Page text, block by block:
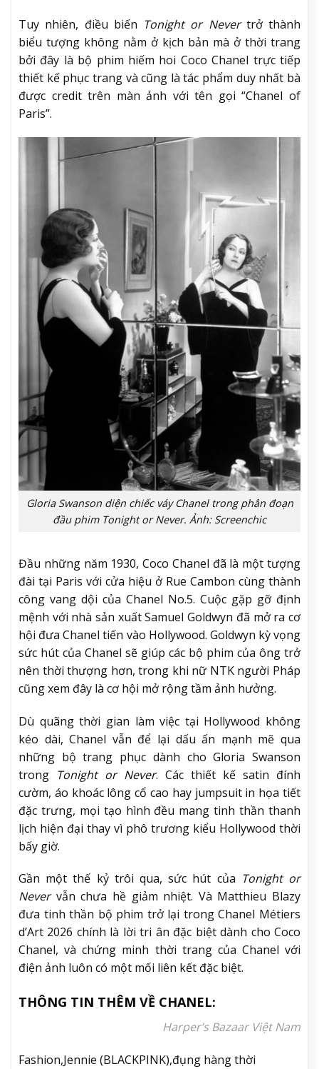
Tuy nhiên, điều biến Tonight or Nevertrở thành
biểu tượng không nằm ở kịch bản mà ở thời trang
bởi đây là bộ phim hiếm hoi Coco Chanel trực tiếp
thiết kế phục trang và cũng là tác phẩm duy nhất bà
được credit trên màn ảnh với tên gọi “Chanel of
Paris”.
Gloria Swanson diện chiếc váy Chanel trong phân đoạn
đầu phim Tonight or Never. Ảnh: Screenchic
Đầu những năm 1930, Coco Chanel đã là một tượng
đài tại Paris với cửa hiệu ở Rue Cambon cùng thành
công vang dội của Chanel No.5. Cuộc gặp gỡ định
mệnh với nhà sản xuất Samuel Goldwyn đã mở ra cơ
hội đưa Chanel tiến vào Hollywood. Goldwyn kỳ vọng
sức hút của Chanel sẽ giúp các bộ phim của ông trở
nên thời thượng hơn, trong khi nữ NTK người Pháp
cũng xem đây là cơ hội mở rộng tầm ảnh hưởng.
Dù quãng thời gian làm việc tại Hollywood không
kéo dài, Chanel vẫn để lại dấu ấn mạnh mẽ qua
những bộ trang phục dành cho Gloria Swanson
trong Tonight or Never. Các thiết kế satin đính
cườm, áo khoác lông cổ cao hay jumpsuit in họa tiết
đặc trưng, mọi tạo hình đều mang tinh thần thanh
lịch hiện đại thay vì phô trương kiểu Hollywood thời
bấy giờ.
Gần một thế kỷ trôi qua, sức hút của Tonight or
Nevervẫn chưa hề giảm nhiệt. Và Matthieu Blazy
đưa tinh thần bộ phim trở lại trong Chanel Métiers
d’Art 2026 chính là lời tri ân đặc biệt dành cho Coco
Chanel, và chứng minh thời trang của Chanel với
điện ảnh luôn có một mối liên kết đặc biệt.
THÔNG TIN THÊM VỀ CHANEL:
Harper’s Bazaar Việt Nam
Fashion,Jennie (BLACKPINK),đụng hàng thời